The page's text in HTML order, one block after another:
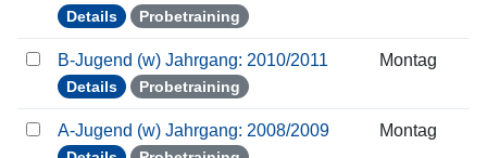
Details Probetraining
B-Jugend (w) Jahrgang: 2010/2011
Details Probetraining
Montag
A-Jugend (w) Jahrgang: 2008/2009 Montag